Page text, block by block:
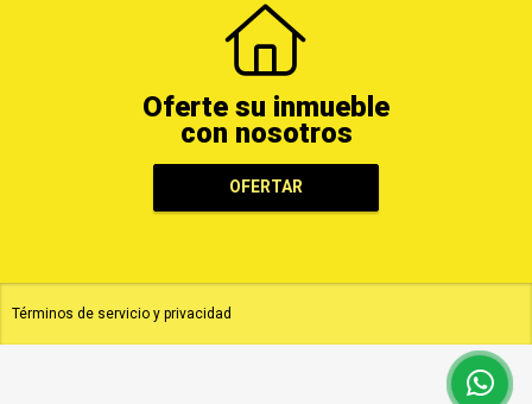
Oferte su inmueble
con nosotros
OFERTAR
Términos de servicio y privacidad